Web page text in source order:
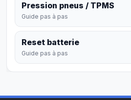
Pression pneus / TPMS
Guide pas à pas
Reset batterie
Guide pas à pas